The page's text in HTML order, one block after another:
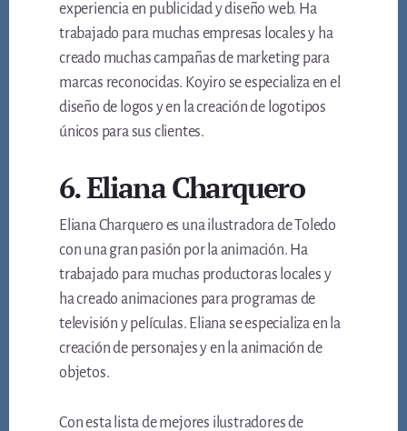
experiencia en publicidad y diseño web. Ha
trabajado para muchas empresas locales y ha
creado muchas campañas de marketing para
marcas reconocidas. Koyiro se especializa en el
diseño de logos y en la creación de logotipos
únicos para sus clientes.
6. Eliana Charquero
Eliana Charquero es una ilustradora de Toledo
con una gran pasión por la animación. Ha
trabajado para muchas productoras locales y
ha creado animaciones para programas de
televisión y películas. Eliana se especializa en la
creación de personajes y en la animación de
objetos.
Con esta lista de mejores ilustradores de